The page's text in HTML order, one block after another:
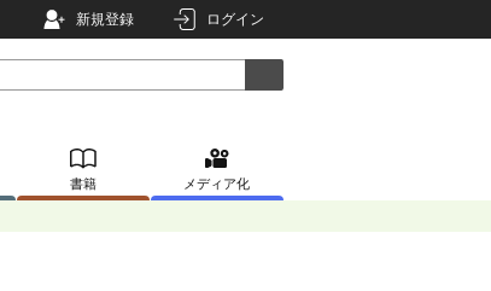
新規登録 ログイン
書籍 メディア化